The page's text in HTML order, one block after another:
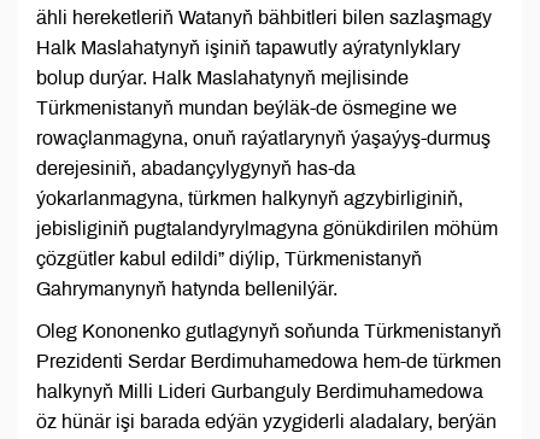
ähli hereketleriň Watanyň bähbitleri bilen sazlaşmagy
Halk Maslahatynyň işiniň tapawutly aýratynlyklary
bolup durýar. Halk Maslahatynyň mejlisinde
Türkmenistanyň mundan beýläk-de ösmegine we
rowaçlanmagyna, onuň raýatlarynyň ýaşaýyş-durmuş
derejesiniň, abadançylygynyň has-da
ýokarlanmagyna, türkmen halkynyň agzybirliginiň,
jebisliginiň pugtalandyrylmagyna gönükdirilen möhüm
çözgütler kabul edildi” diýlip, Türkmenistanyň
Gahrymanynyň hatynda bellenilýär.
Oleg Kononenko gutlagynyň soňunda Türkmenistanyň
Prezidenti Serdar Berdimuhamedowa hem-de türkmen
halkynyň Milli Lideri Gurbanguly Berdimuhamedowa
öz hünär işi barada edýän yzygiderli aladalary, berýän